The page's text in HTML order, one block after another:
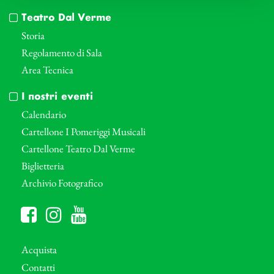
Teatro Dal Verme
Storia
Regolamento di Sala
Area Tecnica
I nostri eventi
Calendario
Cartellone I Pomeriggi Musicali
Cartellone Teatro Dal Verme
Biglietteria
Archivio Fotografico
Acquista
Contatti